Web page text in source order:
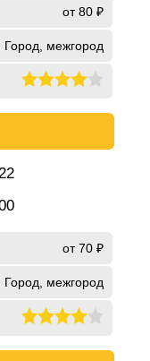
от 80 ₽
Город, межгород
от 70 ₽
Город, межгород